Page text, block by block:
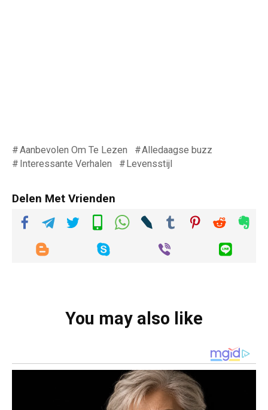
Aanbevolen Om Te Lezen
Alledaagse buzz
Interessante Verhalen
Levensstijl
Delen Met Vrienden
You may also like